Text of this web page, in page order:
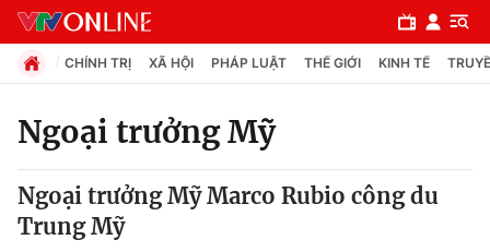
Chuyên mục
Chính trị
CHÍNH TRỊ XÃ HỘI PHÁP LUẬT THẾ GIỚI KINH TẾ
Ngoại trưởng Mỹ
Ngoại trưởng Mỹ Marco Rubio công du
Trung Mỹ